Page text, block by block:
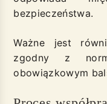
bezpieczeństwa.
Ważne jest
zgodny z
obowiązkowym